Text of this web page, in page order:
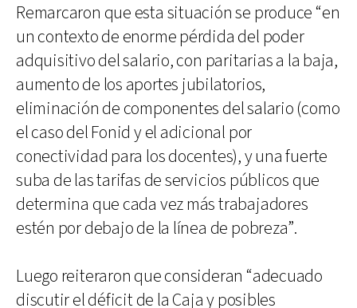
Remarcaron que esta situación se produce “en
un contexto de enorme pérdida del poder
adquisitivo del salario, con paritarias a la baja,
aumento de los aportes jubilatorios,
eliminación de componentes del salario (como
el caso del Fonid y el adicional por
conectividad para los docentes), y una fuerte
suba de las tarifas de servicios públicos que
determina que cada vez más trabajadores
estén por debajo de la línea de pobreza”.
Luego reiteraron que consideran “adecuado
discutir el déficit de la Caja y posibles